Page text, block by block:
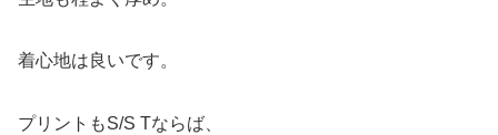
着心地は良いです。
プリントもS/S Tならば、